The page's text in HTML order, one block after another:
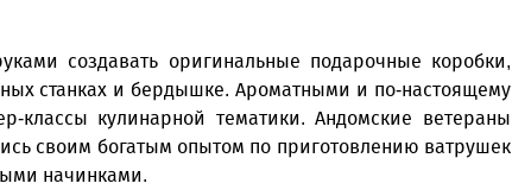
создавать оригинальные подарочные коробки,
станках и бердышке. Ароматными и по-настоящему
классы кулинарной тематики. Андомские ветераны
своим богатым опытом по приготовлению ватрушек
начинками.